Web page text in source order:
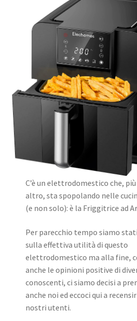
C’è un elettrodomestico che,
altro, sta spopolando nelle
(e non solo): è la Friggitrice ad
Per parecchio tempo siamo
sulla effettiva utilità di questo
elettrodomestico ma alla fine,
anche le opinioni positive di
conoscenti, ci siamo decisi a
anche noi ed eccoci qui a
nostri utenti.